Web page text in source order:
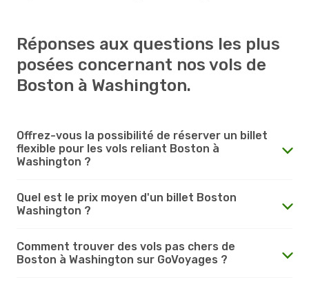
Réponses aux questions les plus
posées concernant nos vols de
Boston à Washington.
Offrez-vous la possibilité de réserver un billet
flexible pour les vols reliant Boston à
Washington ?
Quel est le prix moyen d'un billet Boston
Washington ?
Comment trouver des vols pas chers de
Boston à Washington sur GoVoyages ?